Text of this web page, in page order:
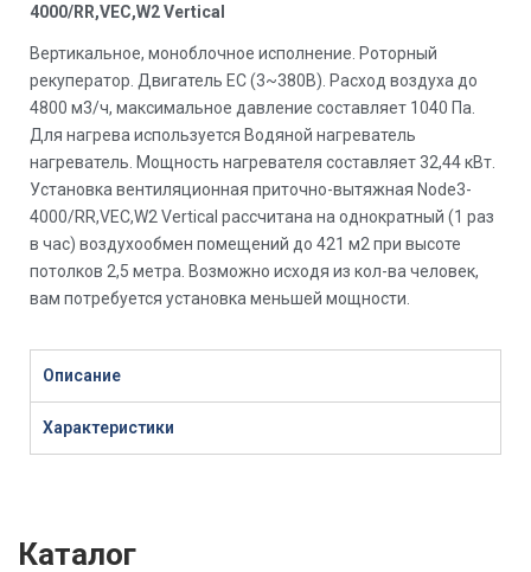
4000/RR,VEC,W2 Vertical
Вертикальное, моноблочное исполнение. Роторный
рекуператор. Двигатель EC (3~380В). Расход воздуха до
4800 м3/ч, максимальное давление составляет 1040 Па.
Для нагрева используется Водяной нагреватель
нагреватель. Мощность нагревателя составляет 32,44 кВт.
Установка вентиляционная приточно-вытяжная Node3-
4000/RR,VEC,W2 Vertical рассчитана на однократный (1 раз
в час) воздухообмен помещений до 421 м2 при высоте
потолков 2,5 метра. Возможно исходя из кол-ва человек,
вам потребуется установка меньшей мощности.
Описание
Характеристики
Каталог